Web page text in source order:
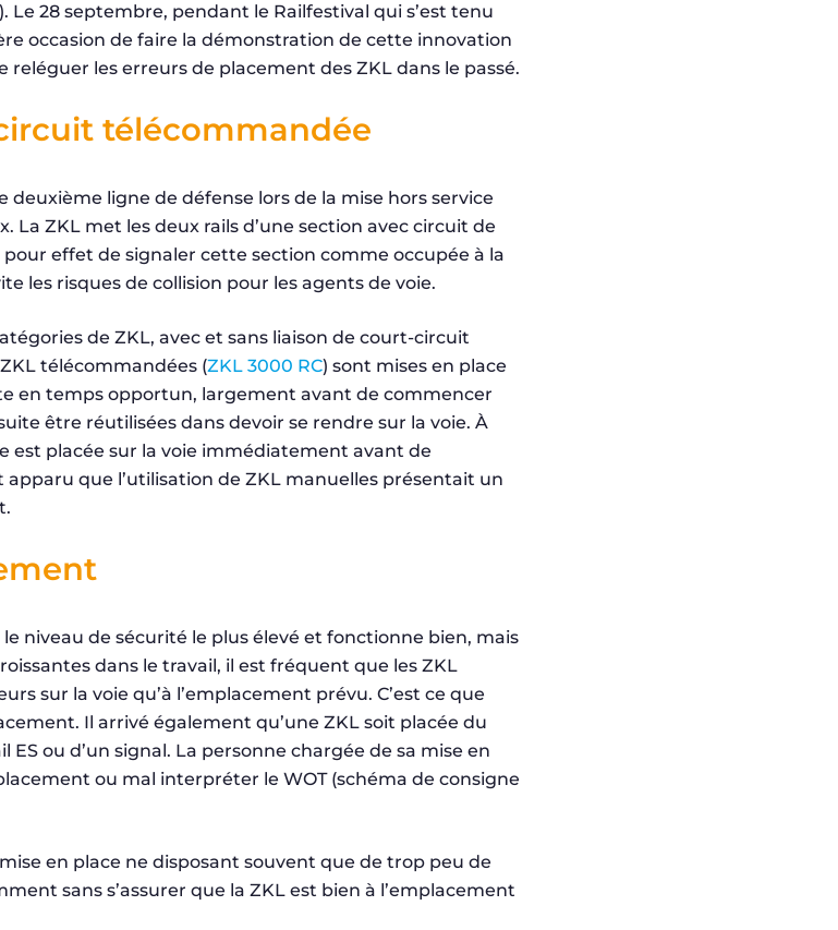
28 septembre, pendant le Railfestival qui s’est tenu
occasion de faire la démonstration de cette innovation
les erreurs de placement des ZKL dans le passé.
télécommandée
deuxième ligne de défense lors de la mise hors service
La ZKL met les deux rails d’une section avec circuit de
effet de signaler cette section comme occupée à la
les risques de collision pour les agents de voie.
de ZKL, avec et sans liaison de court-circuit
télécommandées (ZKL 3000 RC) sont mises en place
en temps opportun, largement avant de commencer
être réutilisées dans devoir se rendre sur la voie. À
est placée sur la voie immédiatement avant de
apparu que l’utilisation de ZKL manuelles présentait un
niveau de sécurité le plus élevé et fonctionne bien, mais
dans le travail, il est fréquent que les ZKL
sur la voie qu’à l’emplacement prévu. C’est ce que
Il arrivé également qu’une ZKL soit placée du
ES ou d’un signal. La personne chargée de sa mise en
ou mal interpréter le WOT (schéma de consigne
en place ne disposant souvent que de trop peu de
sans s’assurer que la ZKL est bien à l’emplacement